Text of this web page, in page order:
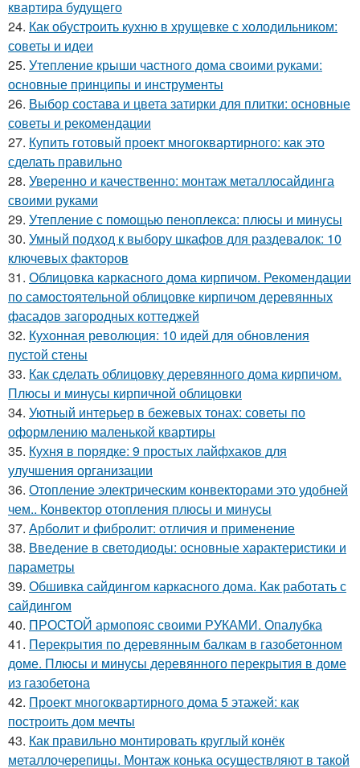
квартира будущего
24. Как обустроить кухню в хрущевке с холодильником:
советы и идеи
25. Утепление крыши частного дома своими руками:
основные принципы и инструменты
26. Выбор состава и цвета затирки для плитки: основные
советы и рекомендации
27. Купить готовый проект многоквартирного: как это
сделать правильно
28. Уверенно и качественно: монтаж металлосайдинга
своими руками
29. Утепление с помощью пеноплекса: плюсы и минусы
30. Умный подход к выбору шкафов для раздевалок: 10
ключевых факторов
31. Облицовка каркасного дома кирпичом. Рекомендации
по самостоятельной облицовке кирпичом деревянных
фасадов загородных коттеджей
32. Кухонная революция: 10 идей для обновления
пустой стены
33. Как сделать облицовку деревянного дома кирпичом.
Плюсы и минусы кирпичной облицовки
34. Уютный интерьер в бежевых тонах: советы по
оформлению маленькой квартиры
35. Кухня в порядке: 9 простых лайфхаков для
улучшения организации
36. Отопление электрическим конвекторами это удобней
чем.. Конвектор отопления плюсы и минусы
37. Арболит и фибролит: отличия и применение
38. Введение в светодиоды: основные характеристики и
параметры
39. Обшивка сайдингом каркасного дома. Как работать с
сайдингом
40. ПРОСТОЙ армопояс своими РУКАМИ. Опалубка
41. Перекрытия по деревянным балкам в газобетонном
доме. Плюсы и минусы деревянного перекрытия в доме
из газобетона
42. Проект многоквартирного дома 5 этажей: как
построить дом мечты
43. Как правильно монтировать круглый конёк
металлочерепицы. Монтаж конька осуществляют в такой